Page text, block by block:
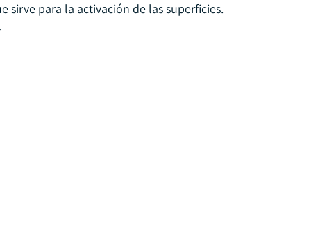
para la activación de las superficies.